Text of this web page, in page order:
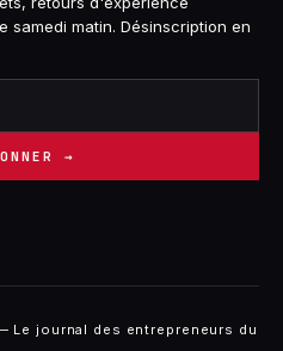
matin. Désinscription en
→
journal des entrepreneurs du